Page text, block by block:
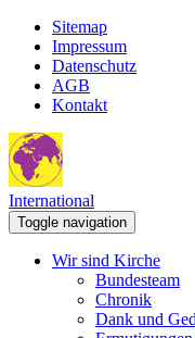
Sitemap
Impressum
Datenschutz
AGB
Kontakt
International
Toggle navigation
Wir sind Kirche
Bundesteam
Chronik
Dank und